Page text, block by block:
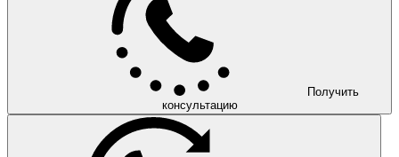
Получить
консультацию